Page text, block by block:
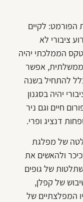
הפורמט: לקיים
ציבורי לא
הממלכתי יהיה
ממשלתית, אפשר
להתחיל בשנה
יהיה בסגנון
חיים וגם ניר
דנציג ופרי.
של מפלגת
ולהאשים את
של גופים
של קפלן,
המפלצתיים של